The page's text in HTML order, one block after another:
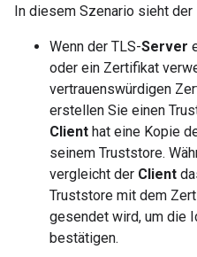
In diesem Szenario sieht der
Wenn der TLS-Server
oder ein Zertifikat
vertrauenswürdigen
erstellen Sie einen
Client hat eine Kopie
seinem Truststore.
vergleicht der Client
Truststore mit dem
gesendet wird, um die
bestätigen.